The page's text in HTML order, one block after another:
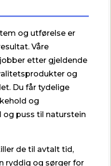
og utførelse er
Våre
etter gjeldende
og
Du får tydelige
og
og puss til naturstein
de til avtalt tid,
ryddig og sørger for